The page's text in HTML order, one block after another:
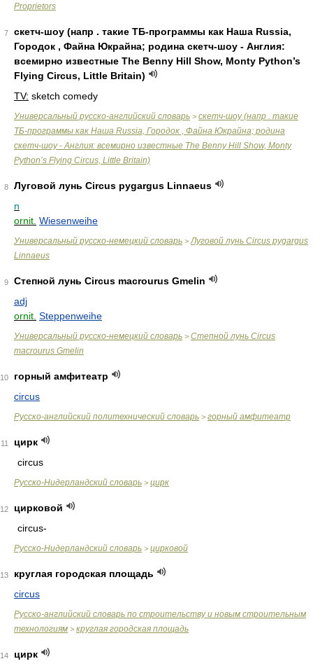
Proprietors
7
скетч-шоу (напр . такие ТБ-программы как Наша Russia,
Городок , Файна Юкрайна; родина скетч-шоу - Англия:
всемирно известные The Benny Hill Show, Monty Python’s
Flying Circus, Little Britain)
TV: sketch comedy
Универсальный русско-английский словарь > скетч-шоу (напр . такие
ТБ-программы как Наша Russia, Городок , Файна Юкрайна; родина
скетч-шоу - Англия: всемирно известные The Benny Hill Show, Monty
Python’s Flying Circus, Little Britain)
8
Луговой лунь Circus pygargus Linnaeus
n
ornit. Wiesenweihe
Универсальный русско-немецкий словарь > Луговой лунь Circus pygargus
Linnaeus
9
Степной лунь Circus macrourus Gmelin
adj
ornit. Steppenweihe
Универсальный русско-немецкий словарь > Степной лунь Circus
macrourus Gmelin
10
горный амфитеатр
circus
Русско-английский политехнический словарь > горный амфитеатр
11
цирк
circus
Русско-Нидерландский словарь > цирк
12
цирковой
circus-
Русско-Нидерландский словарь > цирковой
13
круглая городская площадь
circus
Русско-английский словарь по строительству и новым строительным
технологиям > круглая городская площадь
14 цирк